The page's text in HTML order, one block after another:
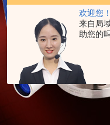
欢迎您！
来自局
助您的